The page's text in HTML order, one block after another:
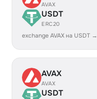
AVAX
USDT
ERC20
exchange AVAX на USDT →
AVAX
AVAX
USDT